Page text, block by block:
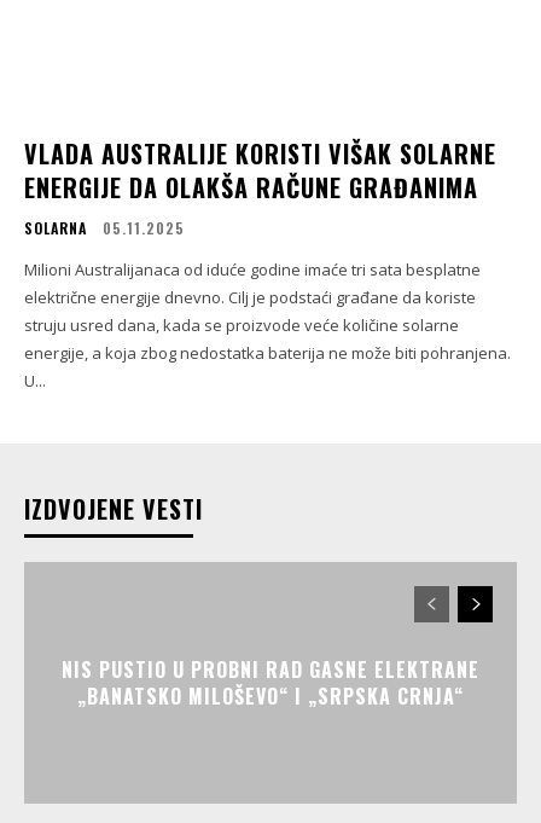
VLADA AUSTRALIJE KORISTI VIŠAK SOLARNE
ENERGIJE DA OLAKŠA RAČUNE GRAĐANIMA
SOLARNA 05.11.2025
Milioni Australijanaca od iduće godine imaće tri sata besplatne
električne energije dnevno. Cilj je podstaći građane da koriste
struju usred dana, kada se proizvode veće količine solarne
energije, a koja zbog nedostatka baterija ne može biti pohranjena.
U...
IZDVOJENE VESTI
NIS PUSTIO U PROBNI RAD GASNE ELEKTRANE
„BANATSKO MILOŠEVO“ I „SRPSKA CRNJA“